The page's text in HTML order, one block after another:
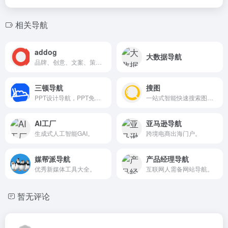
相关导航
addog 大数据导航
三顿导航 搜图
AI工厂
生成式人工智能GAI。
亚马逊导航
跨境电商出海门户。
媒帮派导航
优秀新媒体工具大全。
产品经理导航
互联网人需备网站导航。
暂无评论